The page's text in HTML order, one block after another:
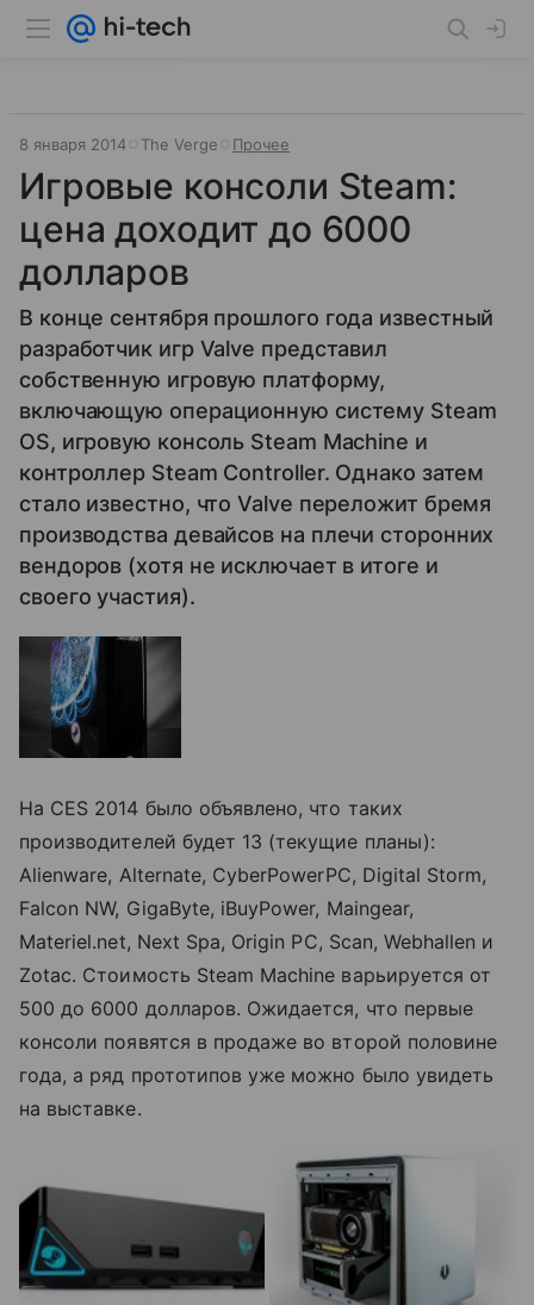
8 января 2014 The Verge Прочее
Игровые консоли Steam:
цена доходит до 6000
долларов
В конце сентября прошлого года известный
разработчик игр Valve представил
собственную игровую платформу,
включающую операционную систему Steam
OS, игровую консоль Steam Machine и
контроллер Steam Controller. Однако затем
стало известно, что Valve переложит бремя
производства девайсов на плечи сторонних
вендоров (хотя не исключает в итоге и
своего участия).
На CES 2014 было объявлено, что таких
производителей будет 13 (текущие планы):
Alienware, Alternate, CyberPowerPC, Digital Storm,
Falcon NW, GigaByte, iBuyPower, Maingear,
Materiel.net, Next Spa, Origin PC, Scan, Webhallen и
Zotac. Стоимость Steam Machine варьируется от
500 до 6000 долларов. Ожидается, что первые
консоли появятся в продаже во второй половине
года, а ряд прототипов уже можно было увидеть
на выставке.